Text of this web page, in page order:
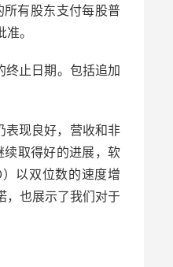
有股东支付每股普
准。
终止日期。包括追加
表现良好，营收和非
续取得好的进展，软
以双位数的速度增
，也展示了我们对于